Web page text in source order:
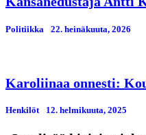
Politiikka 22. heinäkuuta, 2026
Karoliinaa onnesti:
Henkilöt 12. helmikuuta, 2025